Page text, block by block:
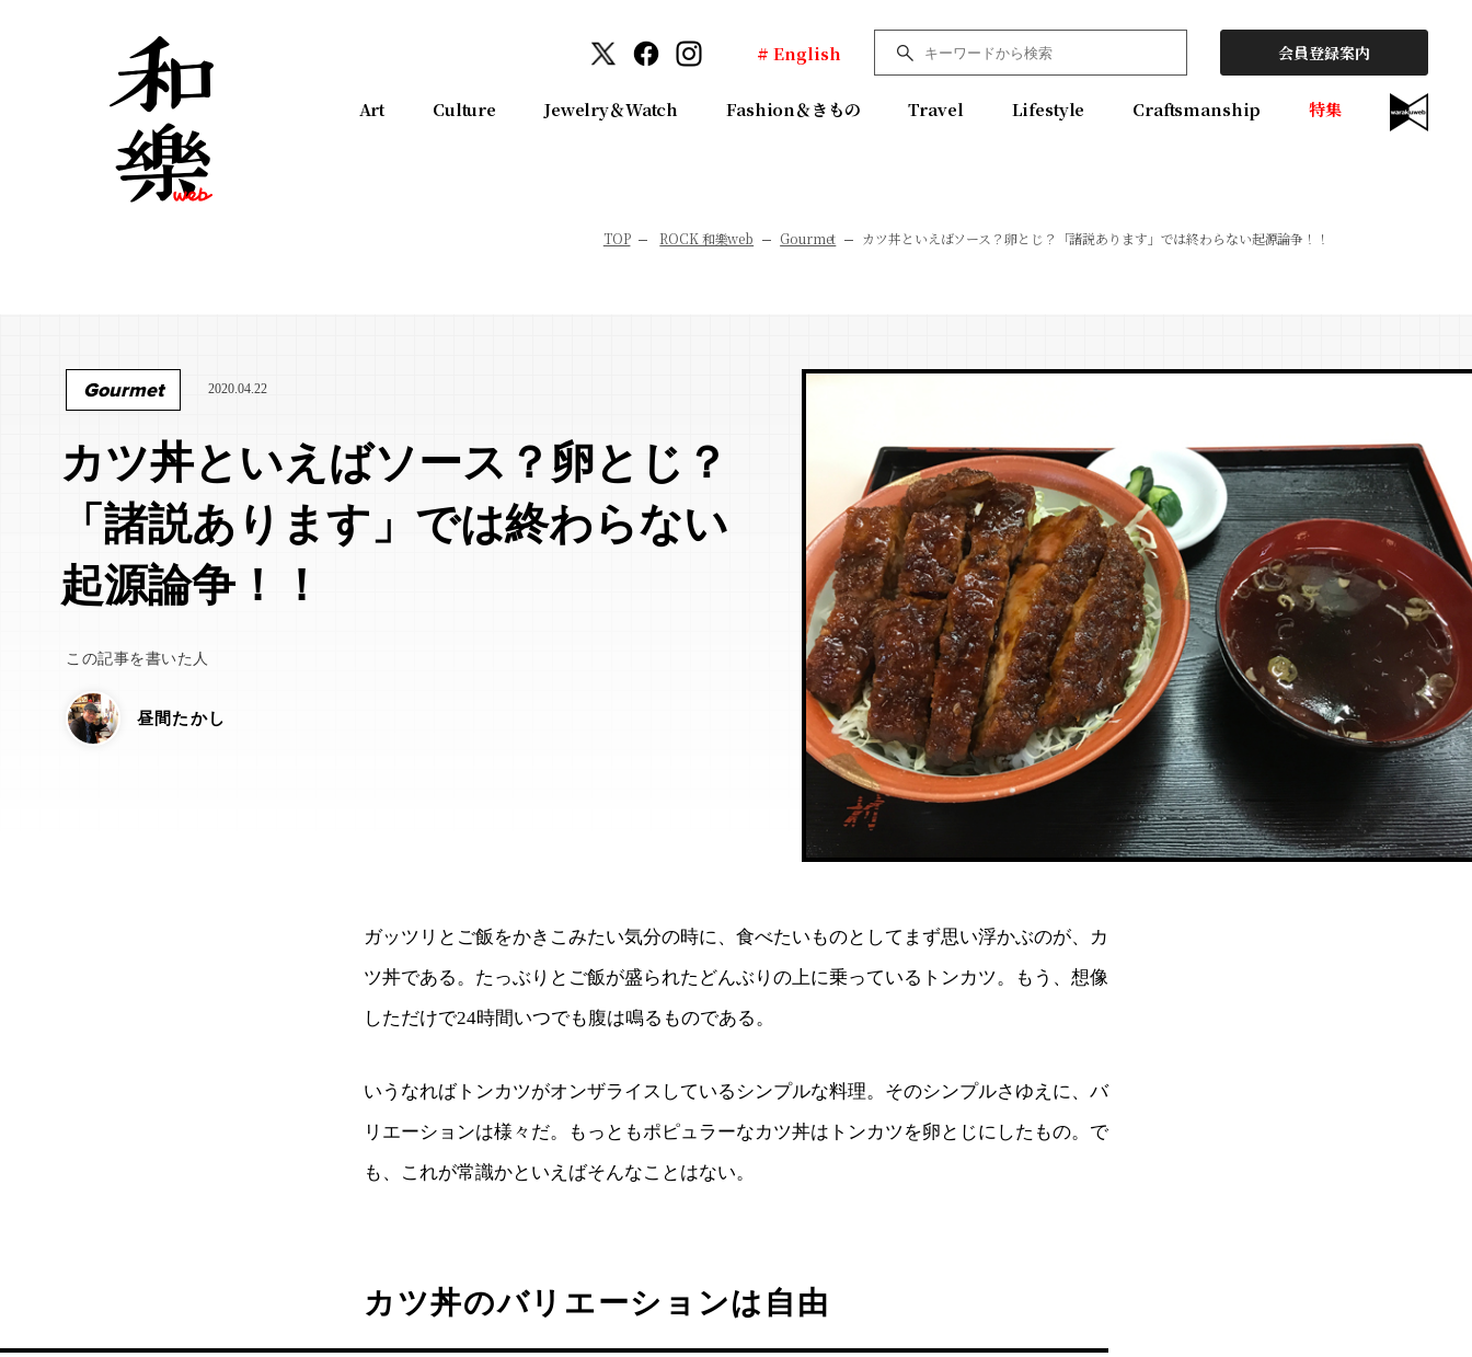
# English 会員登録案内
Art Culture Jewelry＆Watch Fashion＆きもの Travel Lifestyle Craftsmanship 特集
TOP ROCK 和樂web Gourmet カツ丼といえばソース？卵とじ？「諸説あります」では終わらない起源論争！！
Gourmet 2020.04.22
カツ丼といえばソース？卵とじ？
「諸説あります」では終わらない
起源論争！！
この記事を書いた人
昼間たかし
ガッツリとご飯をかきこみたい気分の時に、食べたいものとしてまず思い浮かぶのが、カ
ツ丼である。たっぶりとご飯が盛られたどんぶりの上に乗っているトンカツ。もう、想像
しただけで24時間いつでも腹は鳴るものである。
いうなればトンカツがオンザライスしているシンプルな料理。そのシンプルさゆえに、バ
リエーションは様々だ。もっともポピュラーなカツ丼はトンカツを卵とじにしたもの。で
も、これが常識かといえばそんなことはない。
カツ丼のバリエーションは自由